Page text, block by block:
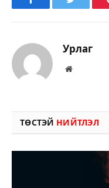
FacebookTwitter
Урлаг
Вэбсайт
ТӨСТЭЙ НИЙТЛЭЛ